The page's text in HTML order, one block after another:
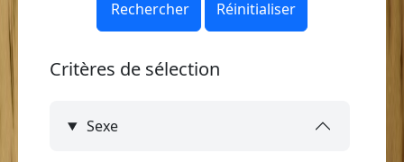
Critères de sélection
Sexe